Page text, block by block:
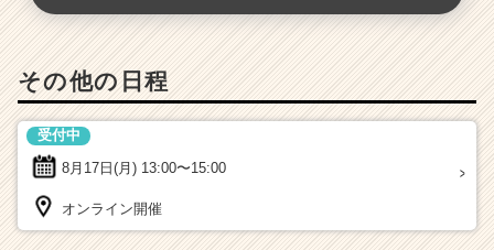
その他の日程
8月17日(月) 13:00〜15:00
受付中
オンライン開催